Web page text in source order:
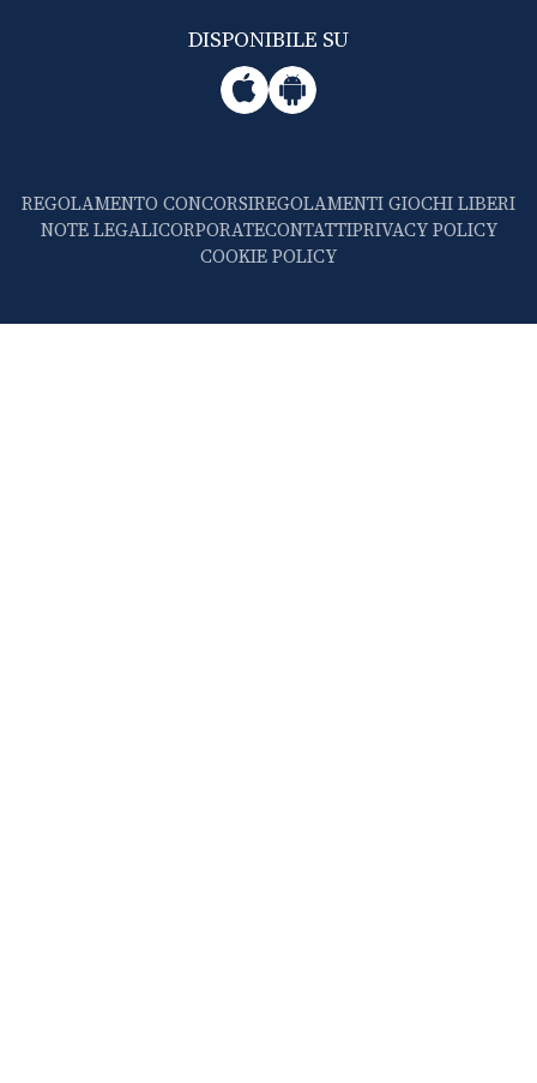
DISPONIBILE SU
REGOLAMENTO CONCORSIREGOLAMENTI GIOCHI LIBERI
NOTE LEGALICORPORATECONTATTIPRIVACY POLICY
COOKIE POLICY